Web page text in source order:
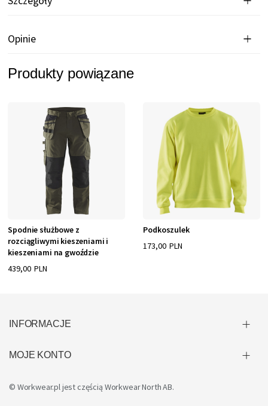
Opinie
Produkty powiązane
Spodnie służbowe z
rozciągliwymi kieszeniami i
kieszeniami na gwoździe
439,00 PLN
Podkoszulek
173,00 PLN
INFORMACJE
MOJE KONTO
© Workwear.pl jest częścią Workwear North AB.